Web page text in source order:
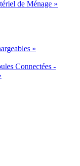
de Ménage »
»
Connectées -